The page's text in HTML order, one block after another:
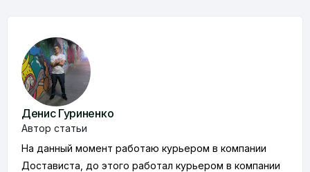
Денис Гуриненко
Автор статьи
На данный момент работаю курьером в компании
Достависта, до этого работал курьером в компании